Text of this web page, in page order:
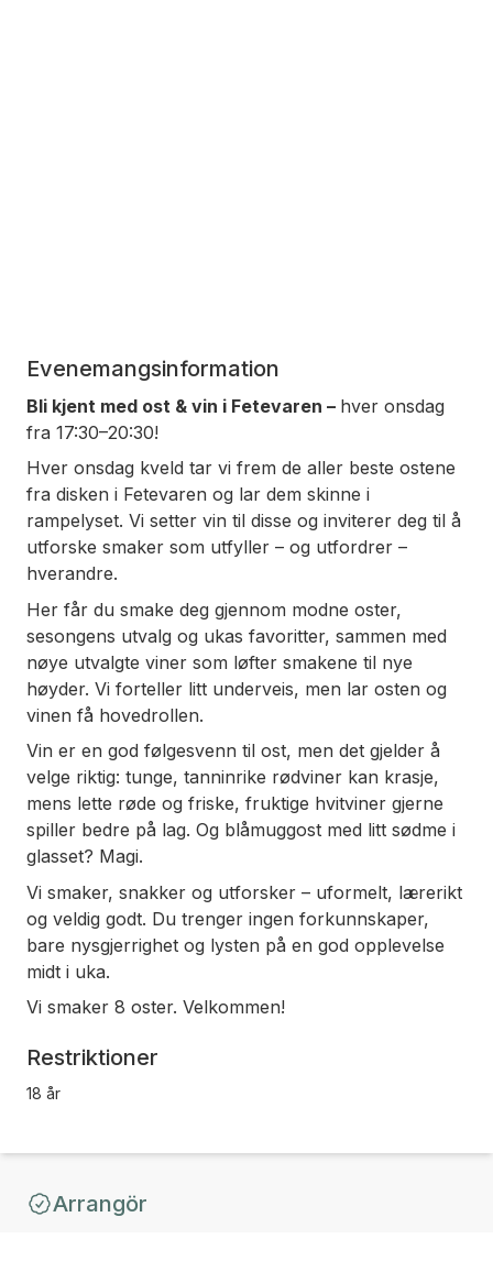
Evenemangsinformation
Bli kjent med ost & vin i Fetevaren – hver onsdag
fra 17:30–20:30!
Hver onsdag kveld tar vi frem de aller beste ostene
fra disken i Fetevaren og lar dem skinne i
rampelyset. Vi setter vin til disse og inviterer deg til å
utforske smaker som utfyller – og utfordrer –
hverandre.
Her får du smake deg gjennom modne oster,
sesongens utvalg og ukas favoritter, sammen med
nøye utvalgte viner som løfter smakene til nye
høyder. Vi forteller litt underveis, men lar osten og
vinen få hovedrollen.
Vin er en god følgesvenn til ost, men det gjelder å
velge riktig: tunge, tanninrike rødviner kan krasje,
mens lette røde og friske, fruktige hvitviner gjerne
spiller bedre på lag. Og blåmuggost med litt sødme i
glasset? Magi.
Vi smaker, snakker og utforsker – uformelt, lærerikt
og veldig godt. Du trenger ingen forkunnskaper,
bare nysgjerrighet og lysten på en god opplevelse
midt i uka.
Vi smaker 8 oster. Velkommen!
Restriktioner
18 år
Arrangör